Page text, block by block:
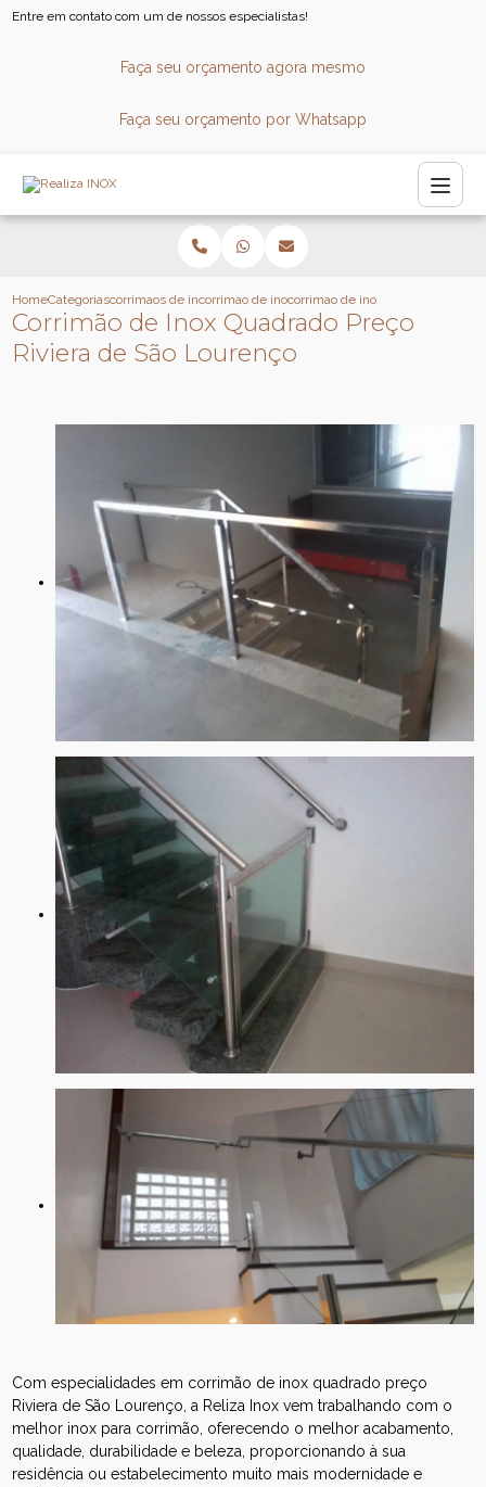
Entre em contato com um de nossos especialistas!
Faça seu orçamento agora mesmo
Faça seu orçamento por Whatsapp
HomeCategoriascorrimaos de inoxcorrimao de inoxcorrimao de inox quadrado preco
Corrimão de Inox Quadrado Preço
Riviera de São Lourenço
Com especialidades em corrimão de inox quadrado preço
Riviera de São Lourenço, a Reliza Inox vem trabalhando com o
melhor inox para corrimão, oferecendo o melhor acabamento,
qualidade, durabilidade e beleza, proporcionando à sua
residência ou estabelecimento muito mais modernidade e